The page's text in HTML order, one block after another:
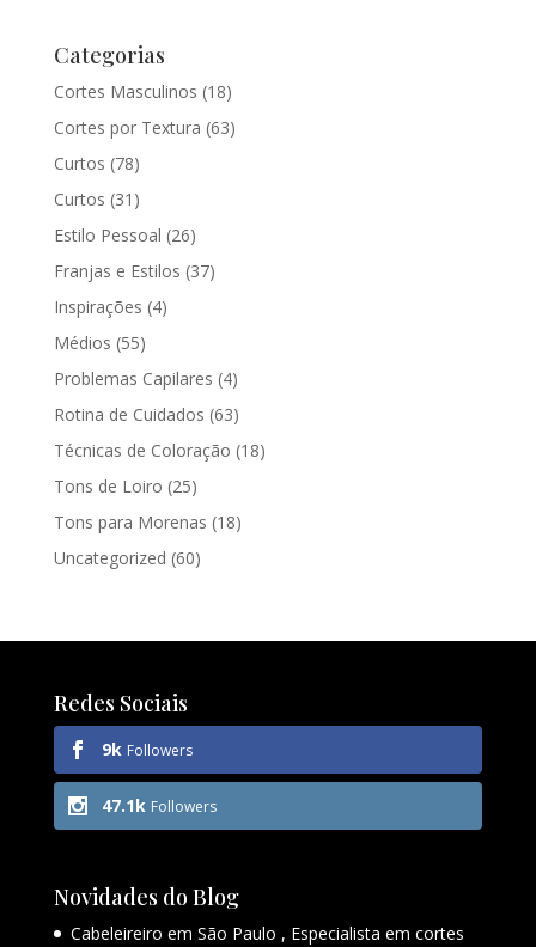
Categorias
Cortes Masculinos (18)
Cortes por Textura (63)
Curtos (78)
Curtos (31)
Estilo Pessoal (26)
Franjas e Estilos (37)
Inspirações (4)
Médios (55)
Problemas Capilares (4)
Rotina de Cuidados (63)
Técnicas de Coloração (18)
Tons de Loiro (25)
Tons para Morenas (18)
Uncategorized (60)
Redes Sociais
9k Followers
47.1k Followers
Novidades do Blog
Cabeleireiro em São Paulo , Especialista em cortes